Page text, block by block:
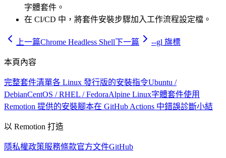
字體套件。
在 CI/CD 中，將套件安裝步驟加入工作流程設定檔。
上一篇Chrome Headless Shell下一篇 --gl 旗標
本頁內容
完整套件清單各 Linux 發行版的安裝指令Ubuntu /
DebianCentOS / RHEL / FedoraAlpine Linux字體套件使用
Remotion 提供的安裝腳本在 GitHub Actions 中錯誤診斷小結
以 Remotion 打造
隱私權政策服務條款官方文件GitHub